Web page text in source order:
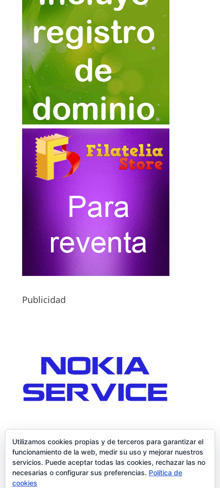
Publicidad
Utilizamos cookies propias y de terceros para garantizar el
funcionamiento de la web, medir su uso y mejorar nuestros
servicios. Puede aceptar todas las cookies, rechazar las no
necesarias o configurar sus preferencias. Política de
cookies